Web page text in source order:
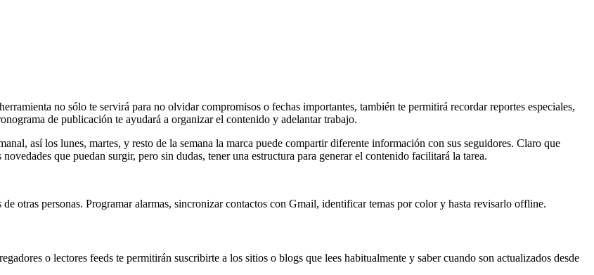
no sólo te servirá para no olvidar compromisos o fechas importantes, también te permitirá recordar reportes especiales,
de publicación te ayudará a organizar el contenido y adelantar trabajo.
así los lunes, martes, y resto de la semana la marca puede compartir diferente información con sus seguidores. Claro que
que puedan surgir, pero sin dudas, tener una estructura para generar el contenido facilitará la tarea.
otras personas. Programar alarmas, sincronizar contactos con Gmail, identificar temas por color y hasta revisarlo offline.
o lectores feeds te permitirán suscribirte a los sitios o blogs que lees habitualmente y saber cuando son actualizados desde